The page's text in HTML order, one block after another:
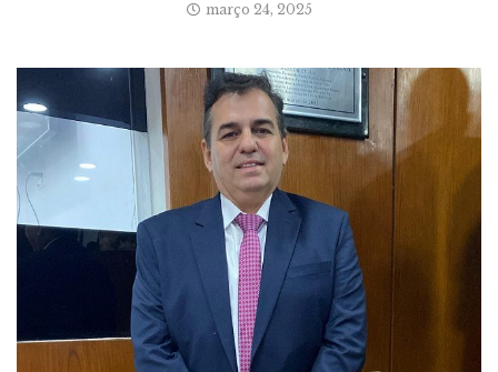
março 24, 2025